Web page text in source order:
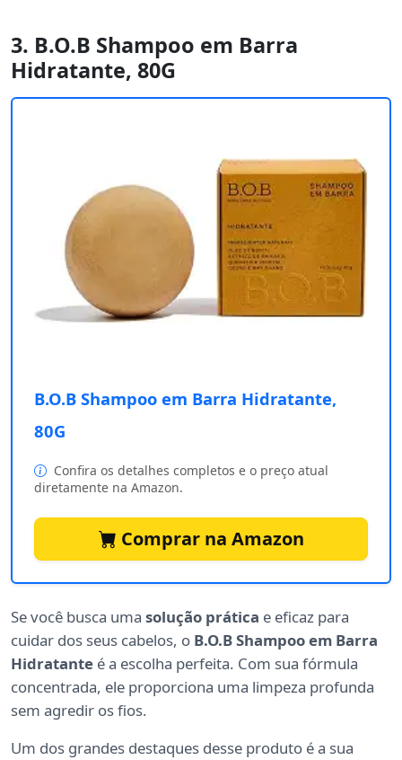
3. B.O.B Shampoo em Barra
Hidratante, 80G
B.O.B Shampoo em Barra Hidratante,
80G
Confira os detalhes completos e o preço atual
diretamente na Amazon.
Comprar na Amazon
Se você busca uma solução prática e eficaz para
cuidar dos seus cabelos, o B.O.B Shampoo em Barra
Hidratante é a escolha perfeita. Com sua fórmula
concentrada, ele proporciona uma limpeza profunda
sem agredir os fios.
Um dos grandes destaques desse produto é a sua